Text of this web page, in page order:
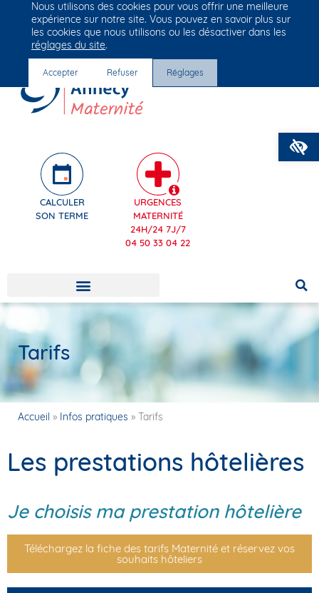
Groupe Vivalto Santé
Entre nous, la vie
CALCULER
SON TERME
URGENCES
MATERNITÉ
24H/24 7J/7
04 50 33 04 22
Tarifs
Accueil » Infos pratiques » Tarifs
Les prestations hôtelières
Je choisis ma prestation hôtelière
Téléchargez la fiche des tarifs Maternité et réservez vos
souhaits hôteliers
Nous utilisons des cookies pour vous offrir une meilleure
expérience sur notre site. Vous pouvez en savoir plus sur
les cookies que nous utilisons ou les désactiver dans les
réglages du site.
Accepter Refuser Réglages